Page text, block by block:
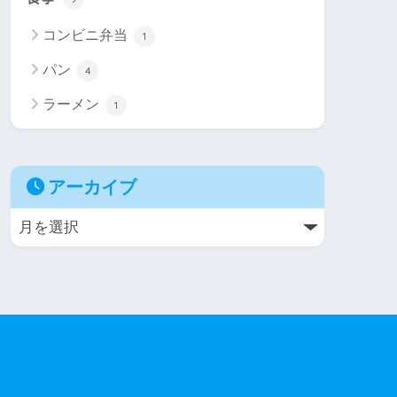
コンビニ弁当 1
パン 4
ラーメン 1
アーカイブ